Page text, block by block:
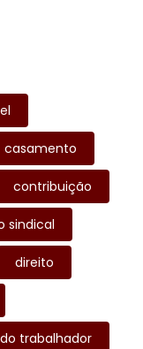
casamento
contribuição
sindical
direito
trabalhador